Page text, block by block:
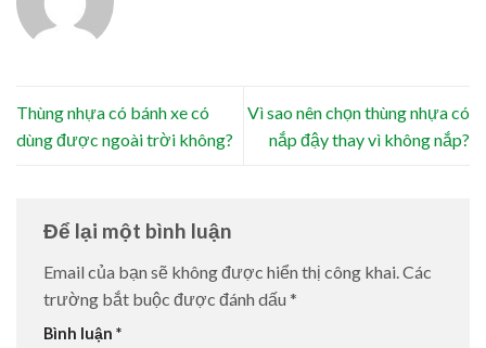
Thùng nhựa có bánh xe có
dùng được ngoài trời không?
Vì sao nên chọn thùng nhựa có
nắp đậy thay vì không nắp?
Để lại một bình luận
Email của bạn sẽ không được hiển thị công khai. Các
trường bắt buộc được đánh dấu *
Bình luận *